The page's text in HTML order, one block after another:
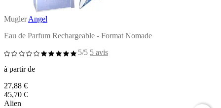
Mugler Angel
Eau de Parfum Rechargeable - Format Nomade
5/5 5 avis
à partir de
27,88 €
45,70 €
Alien